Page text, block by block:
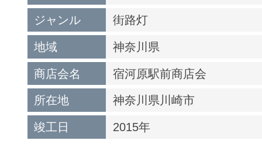
ジャンル 街路灯
地域 神奈川県
商店会名 宿河原駅前商店会
所在地 神奈川県川崎市
竣工日 2015年